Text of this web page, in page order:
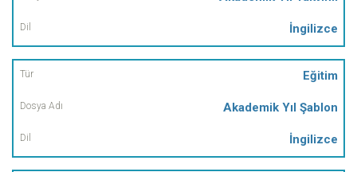
İngilizce
Eğitim
Akademik Yıl Şablon
İngilizce